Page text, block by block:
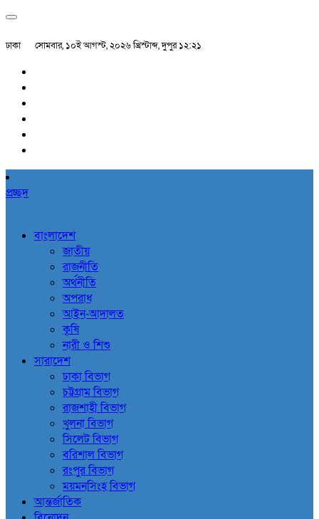
ঢাকা সোমবার, ১০ই আগস্ট, ২০২৬ খ্রিস্টাব্দ, দুপুর ১২:২১
প্রচ্ছদ
বাংলাদেশ
জাতীয়
রাজনীতি
অর্থনীতি
অপরাধ
আইন-আদালত
কৃষি
নারী ও শিশু
সারাদেশ
ঢাকা বিভাগ
চট্টগ্রাম বিভাগ
রাজশাহী বিভাগ
খুলনা বিভাগ
সিলেট বিভাগ
বরিশাল বিভাগ
রংপুর বিভাগ
ময়মনসিংহ বিভাগ
আন্তর্জাতিক